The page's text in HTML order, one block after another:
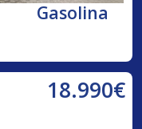
Gasolina
18.990€